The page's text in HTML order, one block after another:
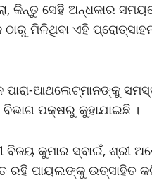
କିନ୍ତୁ ସେହି ଅନ୍ଧକାର
ଠାରୁ ମିଳିଥିବା ଏହି
ଆଥଲେଟ୍‌ମାନଙ୍କୁ
ପକ୍ଷରୁ କୁହାଯାଇଛି ।
କୁମାର ସ୍ବାଇଁ, ଶ୍ରୀ
ରହି ପାୟଲଙ୍କୁ ଉତ୍ସାହିତ